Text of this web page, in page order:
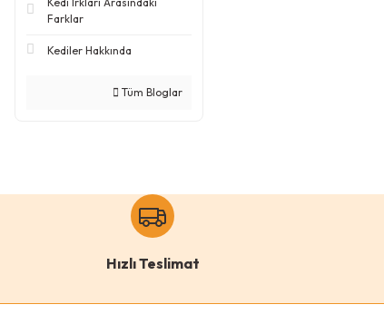
Farklar
Kediler Hakkında
Tüm Bloglar
Hızlı Teslimat